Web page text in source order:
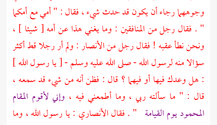
وجوههما رجاء أن يكون قد حدث شيء ، فقال : " أمي مع أمكما
" . فقال رجل من المنافقين : وما يغني هذا عن أمه [ شيئا ] ،
ونحن نطأ عقبه ! فقال رجل منالأنصار: ولم أر رجلا قط أكثر
سؤالا منه لرسول الله - صلى الله عليه وسلم - [ يا رسول الله ]
: هل وعدك فيها أو فيهما ؟ قال : فظن أنه من شيء قد سمعه ،
قال : " ما سألته ربي ، وما أطمعني فيه ، وإني لأقوم المقام
المحمود يوم القيامة " . فقال الأنصاري : يا رسول الله ، وما